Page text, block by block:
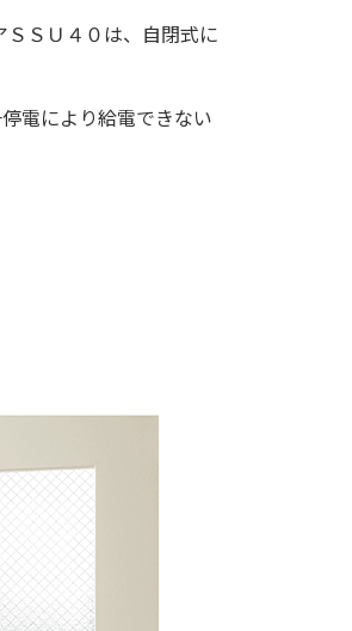
ＳＵ４０は、自閉式に
電により給電できない